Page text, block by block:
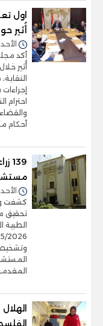
اول
أُثير
الأحد 12/يوليو/2026 - 05:08 م
أكد
أُثير
احترام
أحكام
الأحد 12/يوليو/2026 - 04:53 م
كشفت
تحقيق
الطبية